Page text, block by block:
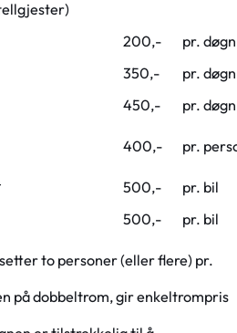
200,-
pr.
350,-
pr.
450,-
pr.
400,- pr.
500,-
pr. bil
500,- pr. bil
to personer (eller flere) pr.
på dobbeltrom, gir enkeltrompris